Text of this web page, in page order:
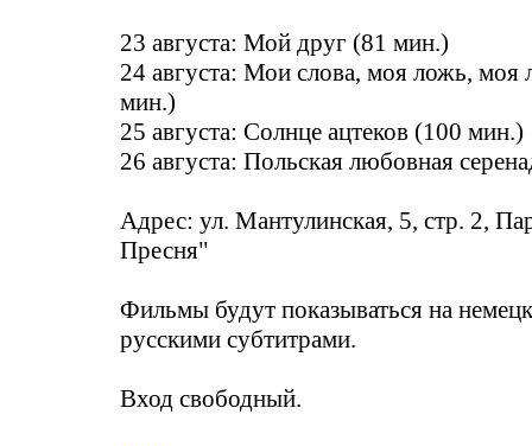
23 августа: Мой друг (81 мин.)
24 августа: Мои слова, моя ложь, моя
мин.)
25 августа: Солнце ацтеков (100 мин.)
26 августа: Польская любовная
Адрес: ул. Мантулинская, 5, стр. 2,
Пресня"
Фильмы будут показываться на
русскими субтитрами.
Вход свободный.